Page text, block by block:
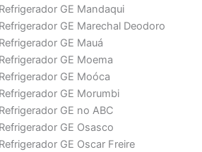
GE Mandaqui
GE Marechal Deodoro
GE Mauá
GE Moema
GE Moóca
GE Morumbi
GE no ABC
GE Osasco
GE Oscar Freire